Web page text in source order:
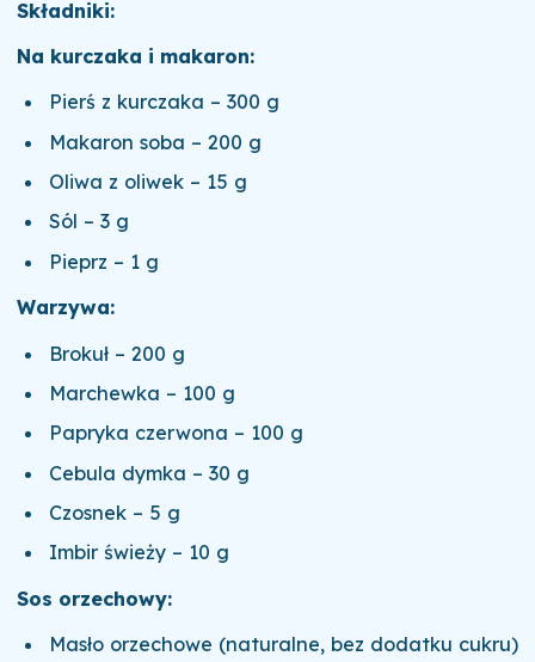
Składniki:
Na kurczaka i makaron:
Pierś z kurczaka – 300 g
Makaron soba – 200 g
Oliwa z oliwek – 15 g
Sól – 3 g
Pieprz – 1 g
Warzywa:
Brokuł – 200 g
Marchewka – 100 g
Papryka czerwona – 100 g
Cebula dymka – 30 g
Czosnek – 5 g
Imbir świeży – 10 g
Sos orzechowy:
Masło orzechowe (naturalne, bez dodatku cukru)